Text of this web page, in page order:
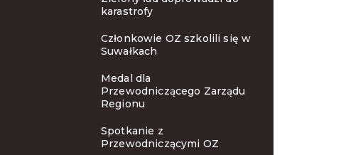
karastrofy
Członkowie OZ szkolili się w
Suwałkach
Medal dla
Przewodniczącego Zarządu
Regionu
Spotkanie z
Przewodniczącymi OZ